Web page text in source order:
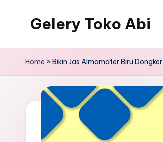
Gelery Toko Abi
Home »Bikin Jas Almamater Biru Dongker